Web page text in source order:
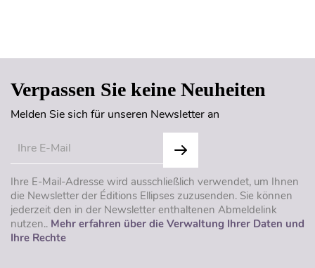
Verpassen Sie keine Neuheiten
Melden Sie sich für unseren Newsletter an
Ihre E-Mail-Adresse wird ausschließlich verwendet, um Ihnen
die Newsletter der Éditions Ellipses zuzusenden. Sie können
jederzeit den in der Newsletter enthaltenen Abmeldelink
nutzen.. Mehr erfahren über die Verwaltung Ihrer Daten und
Ihre Rechte